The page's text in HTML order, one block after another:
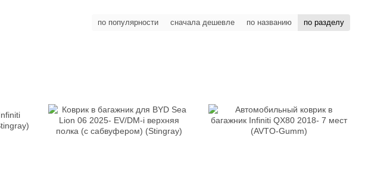
по популярности сначала дешевле по названию по разделу